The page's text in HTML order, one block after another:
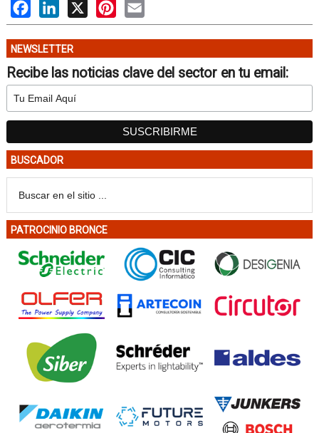
FacebookLinkedIn Pinterest
NEWSLETTER
Recibe las noticias clave del sector en tu email:
BUSCADOR
PATROCINIO BRONCE